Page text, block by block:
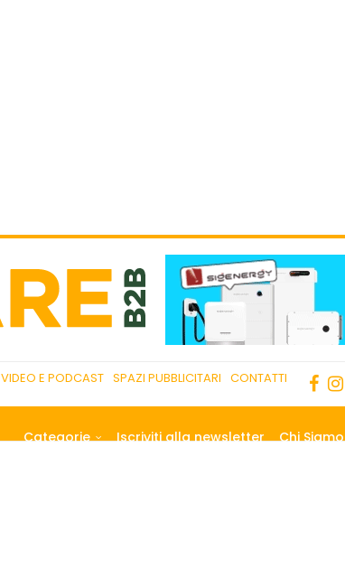
VIDEO E PODCAST SPAZI PUBBLICITARI CONTATTI
Categorie Iscriviti alla newsletter Chi Siamo